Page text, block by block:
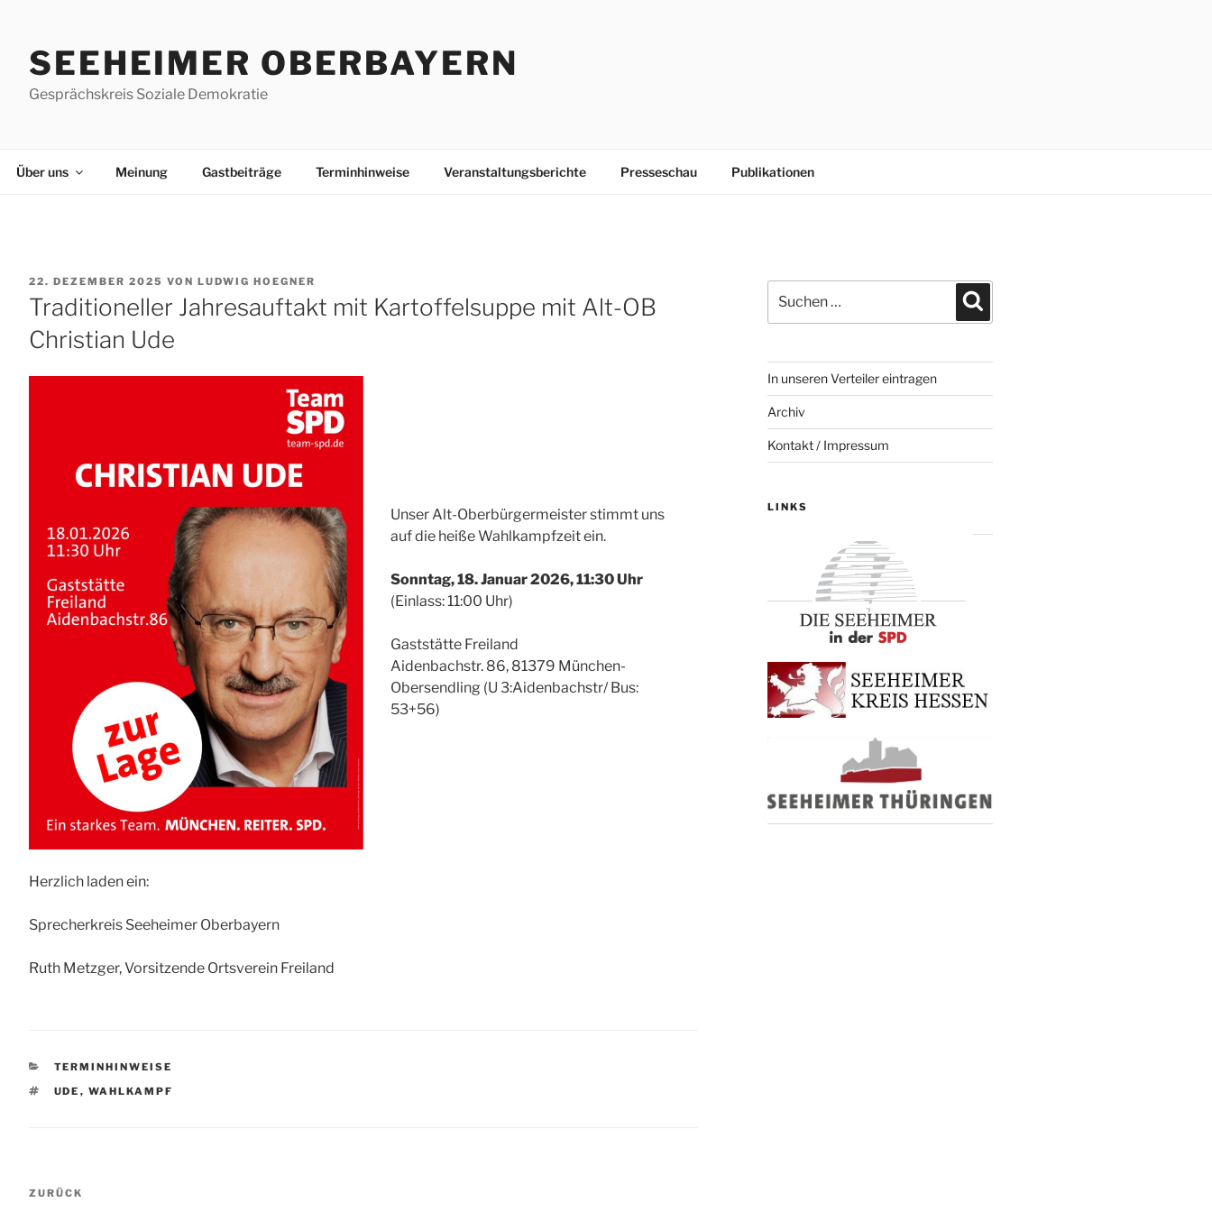
springenSEEHEIMER OBERBAYERN
Gesprächskreis Soziale Demokratie
Über uns Meinung Gastbeiträge Terminhinweise Veranstaltungsberichte Presseschau Publikationen
VERÖFFENTLICHT
AM
22. DEZEMBER 2025 VON LUDWIG HOEGNER
Traditioneller Jahresauftakt mit Kartoffelsuppe mit Alt-OB
Christian Ude
Unser Alt-Oberbürgermeister stimmt uns
auf die heiße Wahlkampfzeit ein.
Sonntag, 18. Januar 2026, 11:30 Uhr
(Einlass: 11:00 Uhr)
Gaststätte Freiland
Aidenbachstr. 86, 81379 München-
Obersendling (U 3:Aidenbachstr/ Bus:
53+56)
Herzlich laden ein:
Sprecherkreis Seeheimer Oberbayern
Ruth Metzger, Vorsitzende Ortsverein Freiland
KATEGORIEN
TERMINHINWEISE
SCHLAGWÖRTER
UDE , WAHLKAMPF
Beitragsnavigation
Vorheriger
ZURÜCK
nach:
In unseren Verteiler eintragen
Archiv
Kontakt / Impressum
LINKS